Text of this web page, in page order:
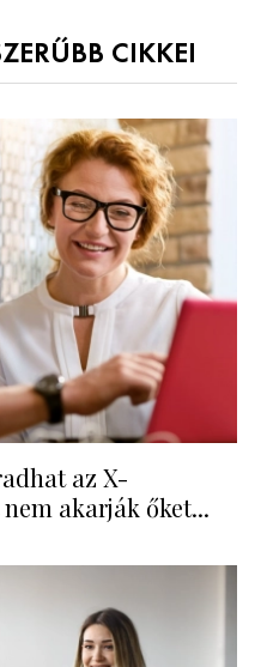
CIKKEI
az X-
akarják őket...